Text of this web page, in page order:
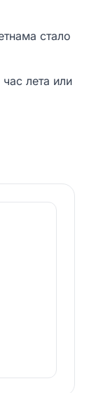
стало
лета или